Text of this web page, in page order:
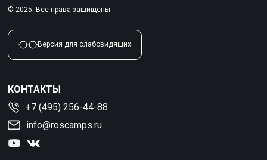
© 2025. Все права защищены.
Версия для слабовидящих
КОНТАКТЫ
+7 (495) 256-44-88
info@roscamps.ru